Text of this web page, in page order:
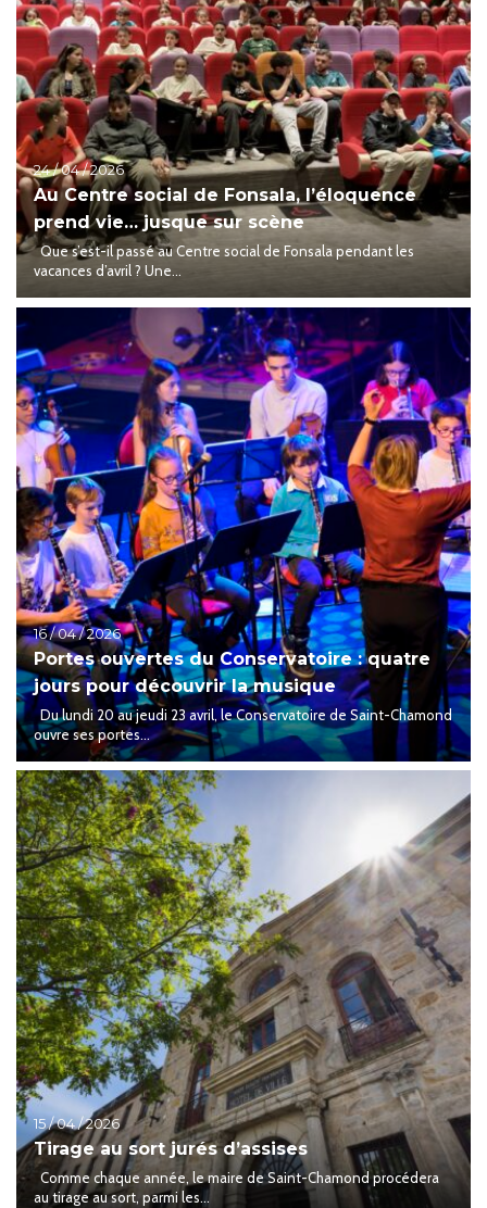
24 / 04 / 2026
Au Centre social de Fonsala, l’éloquence
prend vie… jusque sur scène
Que s’est-il passé au Centre social de Fonsala pendant les
vacances d’avril ? Une...
16 / 04 / 2026
Portes ouvertes du Conservatoire : quatre
jours pour découvrir la musique
Du lundi 20 au jeudi 23 avril, le Conservatoire de Saint-Chamond
ouvre ses portes...
15 / 04 / 2026
Tirage au sort jurés d’assises
Comme chaque année, le maire de Saint-Chamond procédera
au tirage au sort, parmi les...